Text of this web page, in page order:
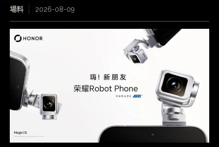
場料 2026-08-09